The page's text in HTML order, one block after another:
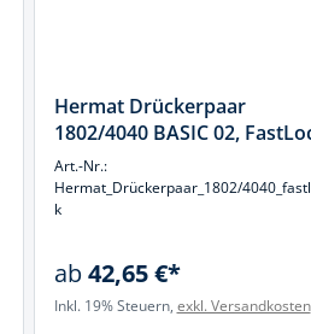
Hermat Drückerpaar
1802/4040 BASIC 02,
Art.-Nr.:
Hermat_Drückerpaar_1802/
k
ab42,65 €*
Inkl. 19% Steuern, exkl. Versandkosten